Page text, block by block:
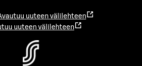
uuteen välilehteen
uuteen välilehteen